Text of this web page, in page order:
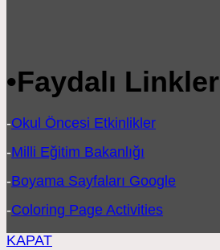
•Faydalı Linkler
-Okul Öncesi Etkinlikler
-Milli Eğitim Bakanlığı
-Boyama Sayfaları Google
-Coloring Page Activities
KAPAT